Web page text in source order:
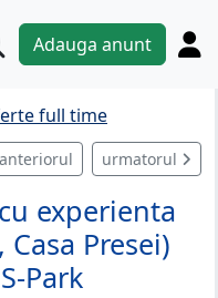
Adauga anunt
full time
anteriorul urmatorul
experienta
Casa Presei)
Park